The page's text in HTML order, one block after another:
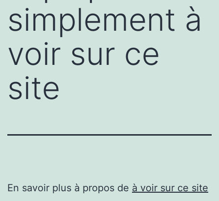
simplement à
voir sur ce
site
En savoir plus à propos de à voir sur ce site